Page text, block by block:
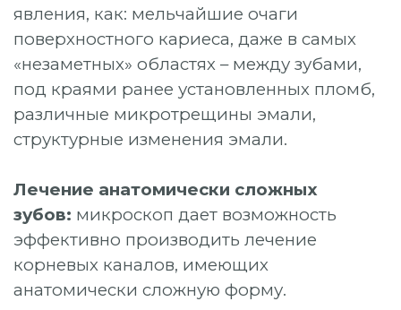
явления, как: мельчайшие очаги
поверхностного кариеса, даже в самых
«незаметных» областях – между зубами,
под краями ранее установленных пломб,
различные микротрещины эмали,
структурные изменения эмали.
Лечение анатомически сложных
зубов: микроскоп дает возможность
эффективно производить лечение
корневых каналов, имеющих
анатомически сложную форму.